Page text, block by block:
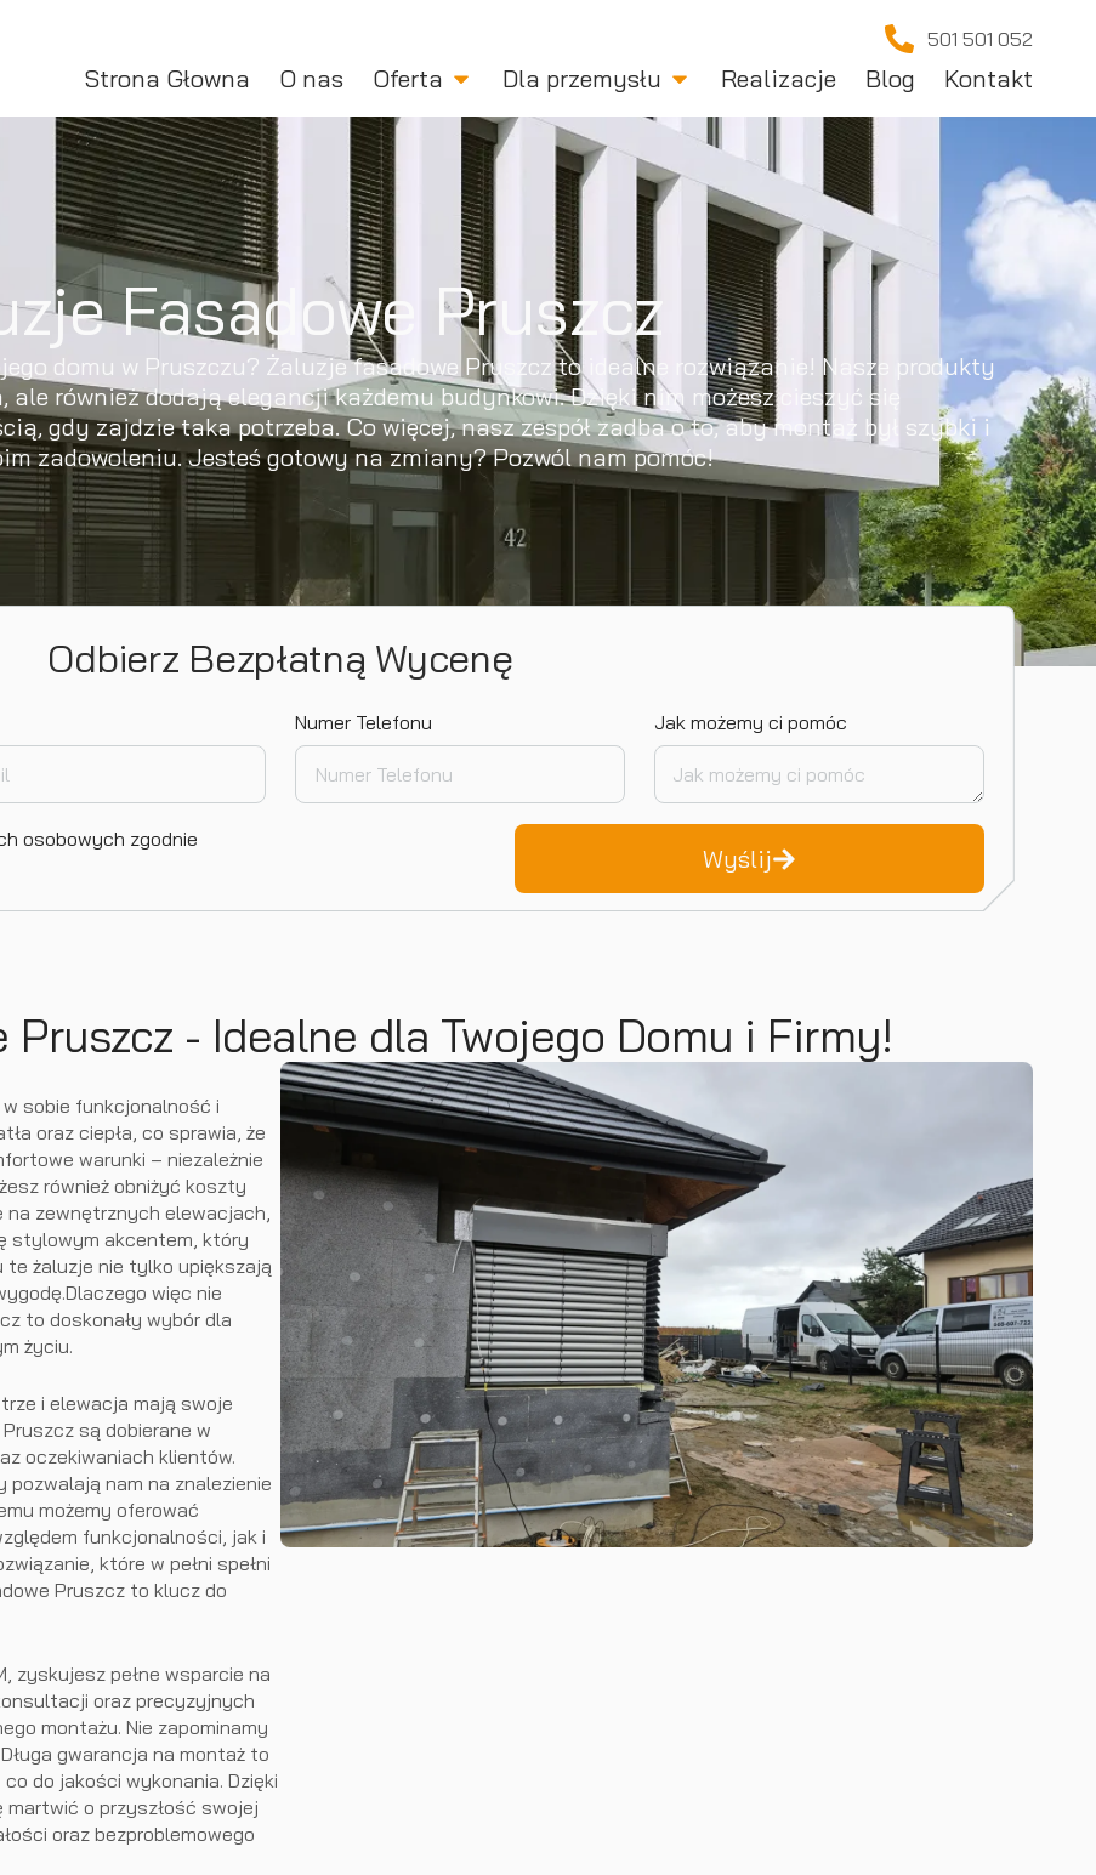
501 501 052
Strona Głowna O nas Oferta Dla przemysłu Realizacje Blog Kontakt
Fasadowe Pruszcz
domu w Pruszczu? Żaluzje fasadowe Pruszcz to idealne rozwiązanie! Nasze produkty
również dodają elegancji każdemu budynkowi. Dzięki nim możesz cieszyć się
gdy zajdzie taka potrzeba. Co więcej, nasz zespół zadba o to, aby montaż był szybki i
zadowoleniu. Jesteś gotowy na zmiany? Pozwól nam pomóc!
Odbierz Bezpłatną Wycenę
Numer Telefonu Jak możemy ci pomóc
osobowych zgodnie
Wyślij
Pruszcz - Idealne dla Twojego Domu i Firmy!
sobie funkcjonalność i
oraz ciepła, co sprawia, że
warunki – niezależnie
również obniżyć koszty
na zewnętrznych elewacjach,
stylowym akcentem, który
te żaluzje nie tylko upiększają
więc nie
to doskonały wybór dla
życiu.
i elewacja mają swoje
są dobierane w
oczekiwaniach klientów.
pozwalają nam na znalezienie
możemy oferować
funkcjonalności, jak i
które w pełni spełni
Pruszcz to klucz do
zyskujesz pełne wsparcie na
oraz precyzyjnych
montażu. Nie zapominamy
gwarancja na montaż to
do jakości wykonania. Dzięki
martwić o przyszłość swojej
oraz bezproblemowego